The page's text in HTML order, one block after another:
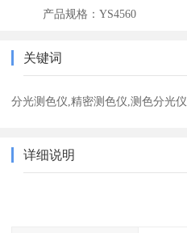
产品规格： YS4560
关键词
分光测色仪,精密测色仪,测色分光仪
详细说明